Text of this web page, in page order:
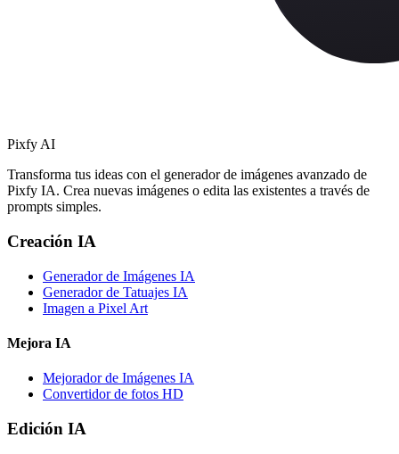
Pixfy AI
Transforma tus ideas con el generador de imágenes avanzado de
Pixfy IA. Crea nuevas imágenes o edita las existentes a través de
prompts simples.
Creación IA
Generador de Imágenes IA
Generador de Tatuajes IA
Imagen a Pixel Art
Mejora IA
Mejorador de Imágenes IA
Convertidor de fotos HD
Edición IA